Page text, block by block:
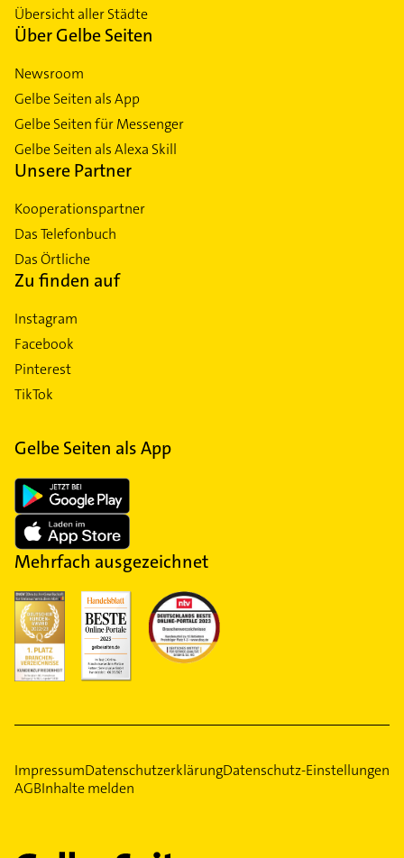
Übersicht aller Städte
Über Gelbe Seiten
Newsroom
Gelbe Seiten als App
Gelbe Seiten für Messenger
Gelbe Seiten als Alexa Skill
Unsere Partner
Kooperationspartner
Das Telefonbuch
Das Örtliche
Zu finden auf
Instagram
Facebook
Pinterest
TikTok
Gelbe Seiten als App
Mehrfach ausgezeichnet
ImpressumDatenschutzerklärungDatenschutz-Einstellungen
AGBInhalte melden